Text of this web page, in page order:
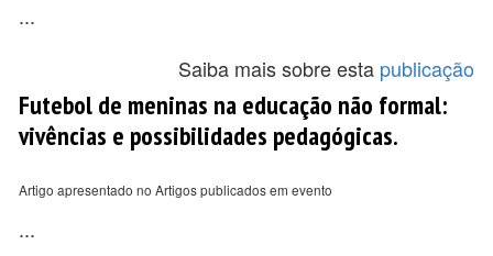
...
Saiba mais sobre esta publicação
Futebol de meninas na educação não formal:
vivências e possibilidades pedagógicas.
Artigo apresentado no Artigos publicados em evento
...